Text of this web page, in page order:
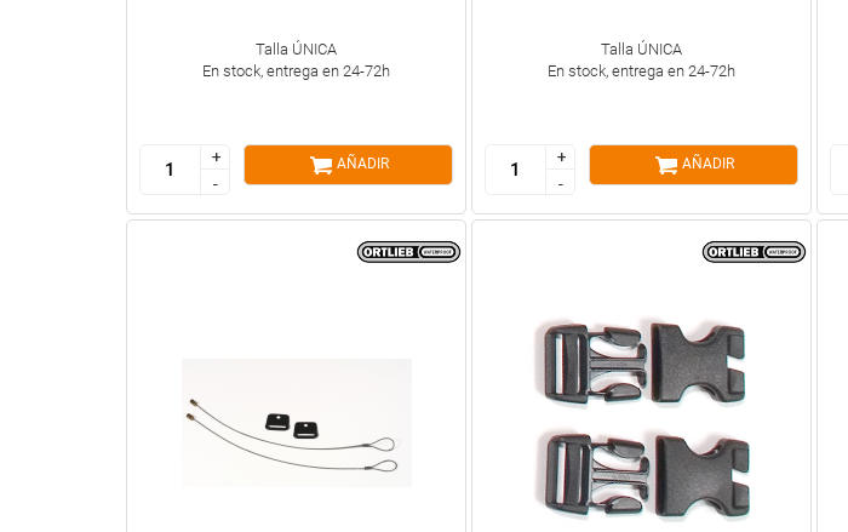
Talla ÚNICA
En stock, entrega en 24-72h
+
-
+
-
AÑADIR
Talla ÚNICA
En stock, entrega en 24-72h
+
-
+
-
AÑADIR